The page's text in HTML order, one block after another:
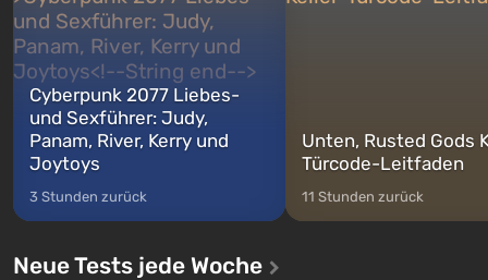
wechse...
Cyberpunk 2077 Liebes-
und Sexführer: Judy,
Panam, River, Kerry und
Joytoys
3 Stunden zurück
Unten, Rusted Gods
Türcode-Leitfaden
11 Stunden zurück
Neue Tests jede Woche